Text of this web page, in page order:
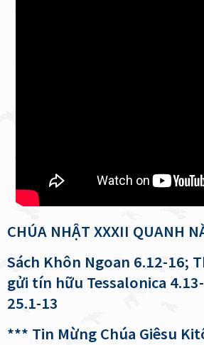
CHÚA NHẬT XXXII QUANH
Sách Khôn Ngoan 6.12-16;
gửi tín hữu Tessalonica
25.1-13
*** Tin Mừng Chúa Giêsu